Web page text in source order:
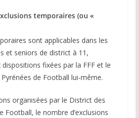
temporaires (ou «
sont applicables dans les
et seniors de district à 11,
fixées par la FFF et le
de Football lui-même.
organisées par le District des
Football, le nombre d’exclusions